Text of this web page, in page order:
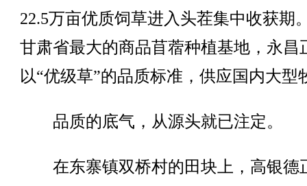
22.5万亩优质饲草进入头茬集中收获期
甘肃省最大的商品苜蓿种植基地，永昌
以“优级草”的品质标准，供应国内大型
品质的底气，从源头就已注定。
在东寨镇双桥村的田块上，高银德